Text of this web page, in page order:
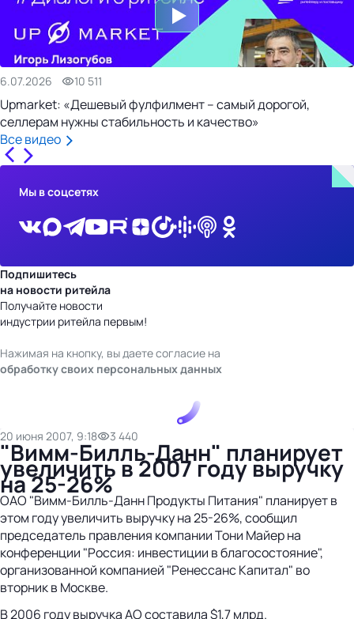
6.07.2026 10 511
Upmarket: «Дешевый фулфилмент – самый дорогой,
селлерам нужны стабильность и качество»
Все видео
Мы в соцсетях
Подпишитесь
на новости ритейла
Получайте новости
индустрии ритейла первым!
Нажимая на кнопку, вы даете согласие на
обработку своих персональных данных
20 июня 2007, 9:18 3 440
"Вимм-Билль-Данн" планирует
увеличить в 2007 году выручку
на 25-26%
ОАО "Вимм-Билль-Данн Продукты Питания" планирует в
этом году увеличить выручку на 25-26%, сообщил
председатель правления компании Тони Майер на
конференции "Россия: инвестиции в благосостояние",
организованной компанией "Ренессанс Капитал" во
вторник в Москве.
В 2006 году выручка АО составила $1,7 млрд.